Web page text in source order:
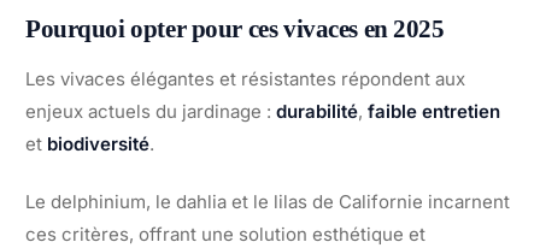
Pourquoi opter pour ces vivaces en 2025
Les vivaces élégantes et résistantes répondent aux
enjeux actuels du jardinage : durabilité, faible entretien
et biodiversité.
Le delphinium, le dahlia et le lilas de Californie incarnent
ces critères, offrant une solution esthétique et